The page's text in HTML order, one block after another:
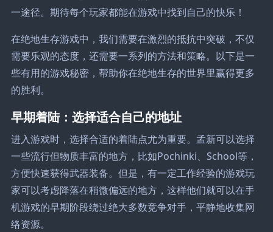
一途径。期待每个玩家都能在游戏中找到自己的快乐！
在绝地生存游戏中，我们需要在激烈的抵抗中突破，不仅
需要乐观的态度，还需要一系列的方法和策略。以下是一
些有用的游戏秘密，帮助你在绝地生存的世界里赢得更多
的胜利。
早期着陆：选择适合自己的地址
进入游戏时，选择合适的着陆点尤为重要。孟新可以选择
一些流行但物质丰富的地方，比如Pochinki、School等，
方便快速获得武器装备。但是，有一定工作经验的游戏玩
家可以考虑降落在稍微偏远的地方，这样他们就可以在手
机游戏的早期阶段绕过绝大多数竞争对手，平静地收集网
络资源。